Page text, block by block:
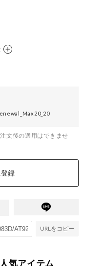
文後の適用はできませ
録
URLをコピー
気アイテム